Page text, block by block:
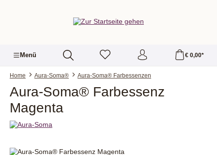
Menü € 0,00*
Home Aura-Soma® Aura-Soma® Farbessenzen
Aura-Soma® Farbessenz
Magenta
Bildergalerie überspringen